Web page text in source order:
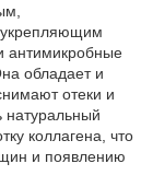
антимикробные
обладает и
отеки и
натуральный
коллагена, что
и появлению